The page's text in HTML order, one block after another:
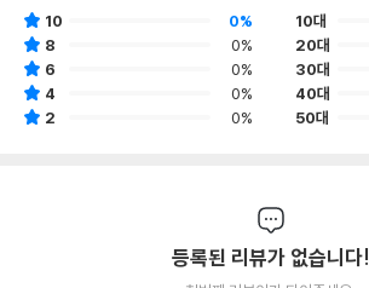
10
0%
8
0%
6
0%
4
0%
2
0%
10대
20대
30대
40대
50대
등록된 리뷰가 없습니다!